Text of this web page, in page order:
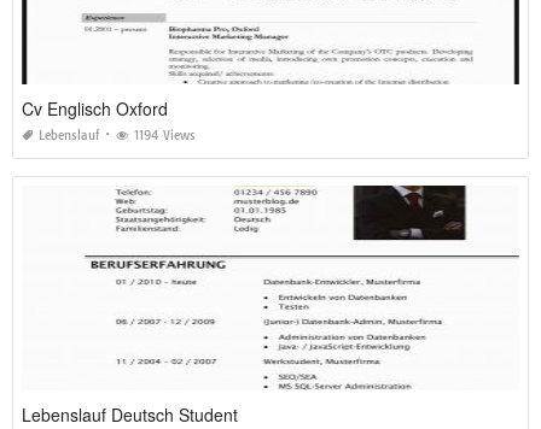
Cv Englisch Oxford
Lebenslauf 1194 Views
Lebenslauf Deutsch Student